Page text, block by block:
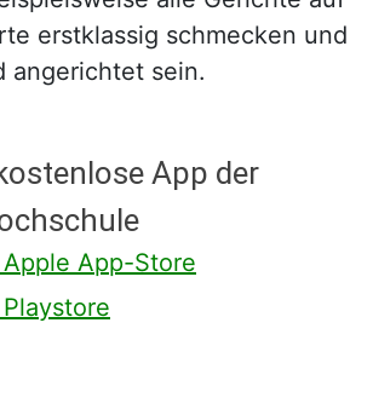
erstklassig schmecken und
angerichtet sein.
App der
App-Store